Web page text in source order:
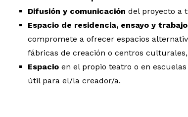
Difusión y comunicación del proyecto a
Espacio de residencia, ensayo y
compromete a ofrecer espacios
fábricas de creación o centros
Espacio en el propio teatro o en
útil para el/la creador/a.